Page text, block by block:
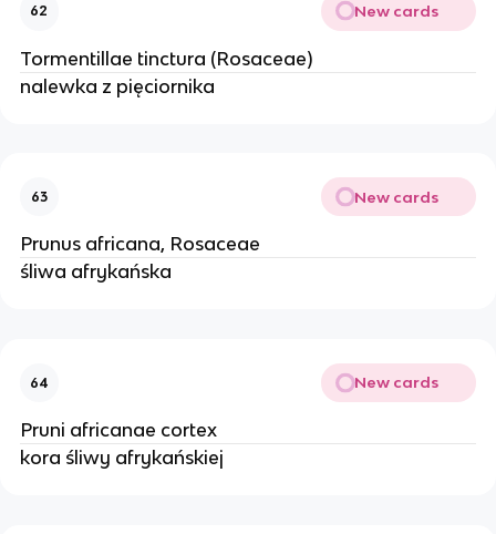
62 New cards
Tormentillae tinctura (Rosaceae)
nalewka z pięciornika
63 New cards
Prunus africana, Rosaceae
śliwa afrykańska
64 New cards
Pruni africanae cortex
kora śliwy afrykańskiej